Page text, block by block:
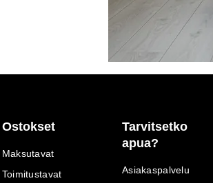
Ostokset
Maksutavat
Toimitustavat
Tarvitsetko
apua?
Asiakaspalvelu